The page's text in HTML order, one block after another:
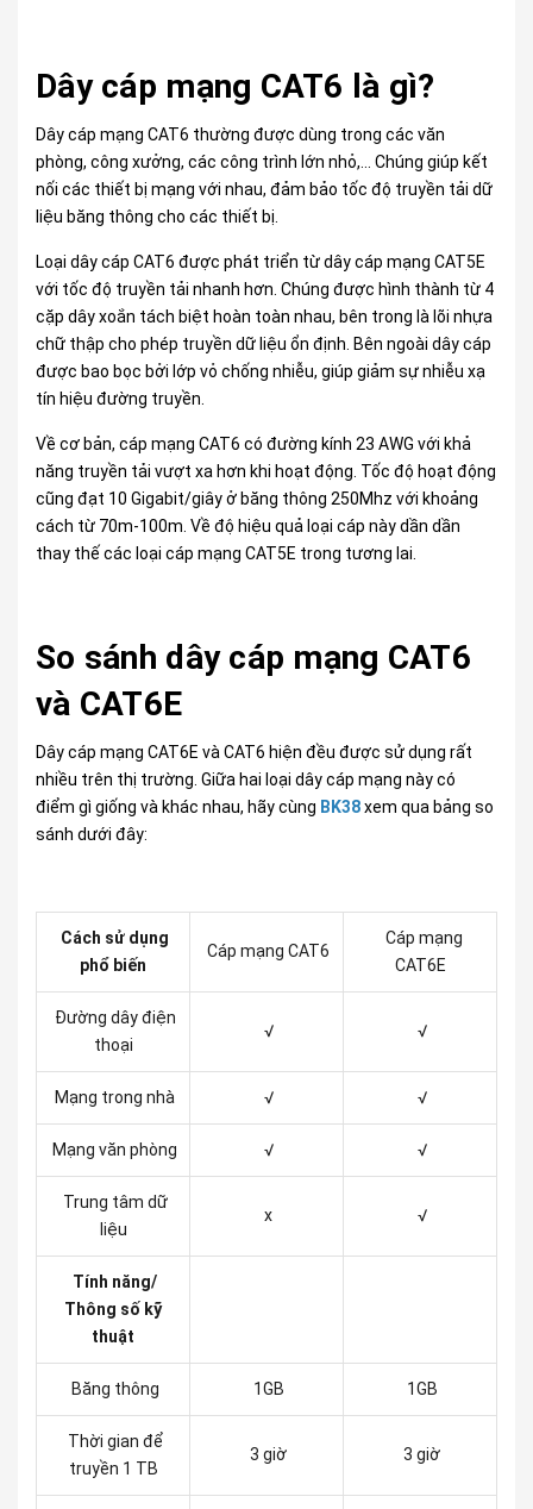
Dây cáp mạng CAT6 là gì?
Dây cáp mạng CAT6 thường được dùng trong các văn
phòng, công xưởng, các công trình lớn nhỏ,… Chúng giúp kết
nối các thiết bị mạng với nhau, đảm bảo tốc độ truyền tải dữ
liệu băng thông cho các thiết bị.
Loại dây cáp CAT6 được phát triển từ dây cáp mạng CAT5E
với tốc độ truyền tải nhanh hơn. Chúng được hình thành từ 4
cặp dây xoắn tách biệt hoàn toàn nhau, bên trong là lõi nhựa
chữ thập cho phép truyền dữ liệu ổn định. Bên ngoài dây cáp
được bao bọc bởi lớp vỏ chống nhiễu, giúp giảm sự nhiễu xạ
tín hiệu đường truyền.
Về cơ bản, cáp mạng CAT6 có đường kính 23 AWG với khả
năng truyền tải vượt xa hơn khi hoạt động. Tốc độ hoạt động
cũng đạt 10 Gigabit/giây ở băng thông 250Mhz với khoảng
cách từ 70m-100m. Về độ hiệu quả loại cáp này dần dần
thay thế các loại cáp mạng CAT5E trong tương lai.
So sánh dây cáp mạng CAT6
và CAT6E
Dây cáp mạng CAT6E và CAT6 hiện đều được sử dụng rất
nhiều trên thị trường. Giữa hai loại dây cáp mạng này có
điểm gì giống và khác nhau, hãy cùng BK38xem qua bảng so
sánh dưới đây:
Cách sử dụng
phổ biến
Cáp mạng CAT6
Cáp mạng
CAT6E
Đường dây điện
thoại
√ √
Mạng trong nhà √ √
Mạng văn phòng √ √
Trung tâm dữ
liệu
x √
Tính năng/
Thông số kỹ
thuật
Băng thông 1GB 1GB
Thời gian để
truyền 1 TB
3 giờ 3 giờ